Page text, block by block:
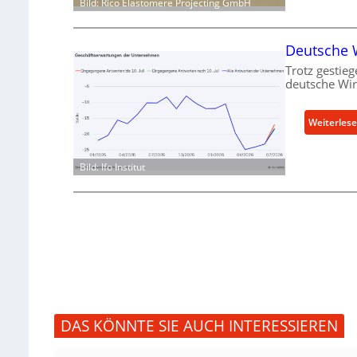
Bild: Rico Elastomere Projecting GmbH
Bild: Ifo Institut
Deutsche
Trotz
deutsche
DAS KÖNNTE SIE AUCH INTERESSIEREN